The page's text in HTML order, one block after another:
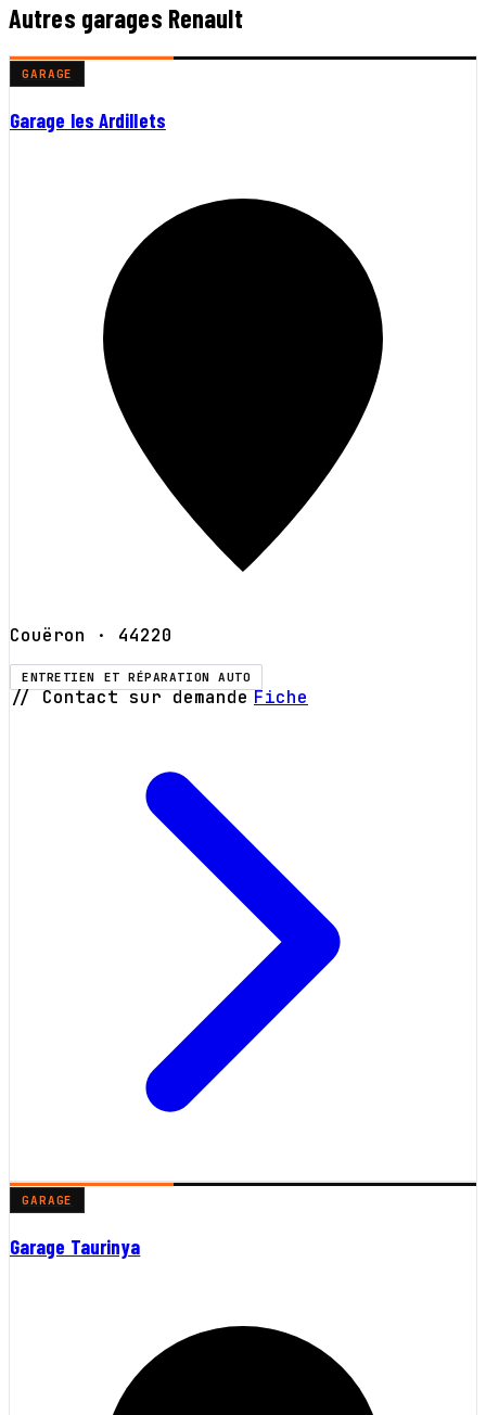
Autres garages Renault
GARAGE
Garage les Ardillets
Couëron · 44220
ENTRETIEN ET RÉPARATION AUTO
// Contact sur demande Fiche
GARAGE
Garage Taurinya